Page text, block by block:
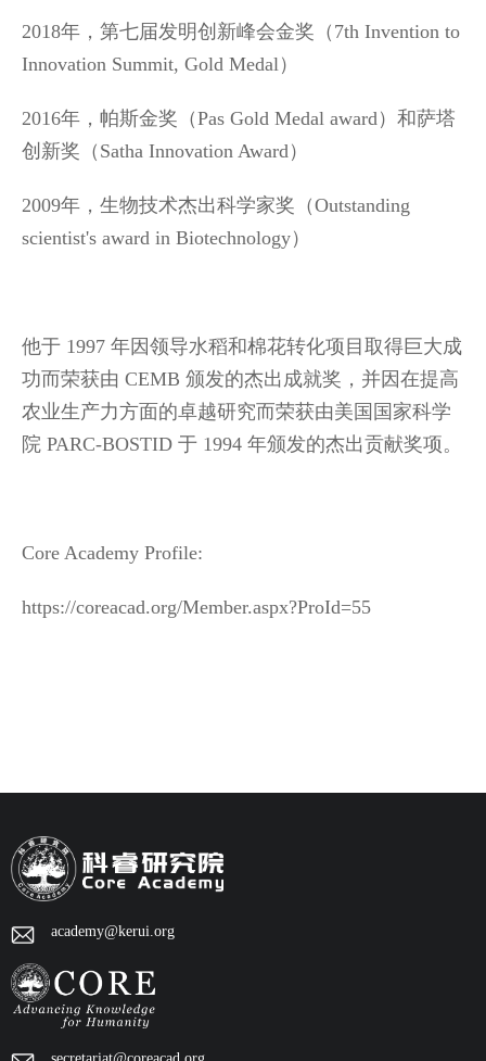
2018年，第七届发明创新峰会金奖（7th Invention to
Innovation Summit, Gold Medal）
2016年，帕斯金奖（Pas Gold Medal award）和萨塔
创新奖（Satha Innovation Award）
2009年，生物技术杰出科学家奖（Outstanding
scientist's award in Biotechnology）
他于 1997 年因领导水稻和棉花转化项目取得巨大成
功而荣获由 CEMB 颁发的杰出成就奖，并因在提高
农业生产力方面的卓越研究而荣获由美国国家科学
院 PARC-BOSTID 于 1994 年颁发的杰出贡献奖项。
Core Academy Profile:
https://coreacad.org/Member.aspx?ProId=55
academy@kerui.org